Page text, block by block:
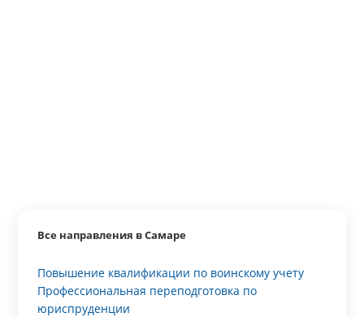
Все направления в Самаре
Повышение квалификации по воинскому учету
Профессиональная переподготовка по
юриспруденции